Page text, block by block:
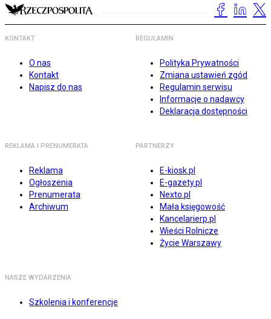
KONTAKT
O nas
Kontakt
Napisz do nas
REGULAMIN
Polityka Prywatności
Zmiana ustawień zgód
Regulamin serwisu
Informacje o nadawcy
Deklaracja dostępności
REKLAMA I PRENUMERATA
Reklama
Ogłoszenia
Prenumerata
Archiwum
PARTNERZY
E-kiosk.pl
E-gazety.pl
Nexto.pl
Mała księgowość
Kancelarierp.pl
Wieści Rolnicze
Życie Warszawy
NASZE WYDARZENIA
Szkolenia i konferencje